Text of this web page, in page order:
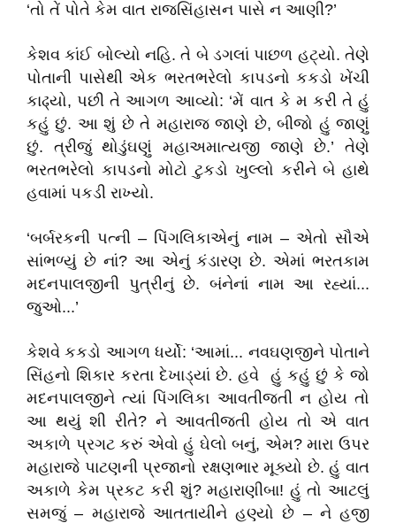
‘તો તેં પોતે કેમ વાત રાજસિંહાસન પાસે ન આણી?’
કેશવ કાંઈ બોલ્યો નહિ. તે બે ડગલાં પાછળ હટ્યો. તેણે
પોતાની પાસેથી એક ભરતભરેલો કાપડનો કકડો ખેંચી
કાઢ્યો, પછી તે આગળ આવ્યો: ‘મેં વાત કે મ કરી તે હું
કહું છું. આ શું છે તે મહારાજ જાણે છે, બીજો હું જાણું
છું. ત્રીજું થોડુંઘણું મહાઅમાત્યજી જાણે છે.’ તેણે
ભરતભરેલો કાપડનો મોટો ટુકડો ખુલ્લો કરીને બે હાથે
હવામાં પકડી રાખ્યો.
‘બર્બરકની પત્ની – પિંગલિકાએનું નામ – એતો સૌએ
સાંભળ્યું છે નાં? આ એનું કંડારણ છે. એમાં ભરતકામ
મદનપાલજીની પુત્રીનું છે. બંનેનાં નામ આ રહ્યાં...
જુઓ...’
કેશવે કકડો આગળ ધર્યો: ‘આમાં... નવઘણજીને પોતાને
સિંહનો શિકાર કરતા દેખાડ્યાં છે. હવે હું કહું છું કે જો
મદનપાલજીને ત્યાં પિંગલિકા આવતીજતી ન હોય તો
આ થયું શી રીતે? ને આવતીજતી હોય તો એ વાત
અકાળે પ્રગટ કરું એવો હું ઘેલો બનું, એમ? મારા ઉપર
મહારાજે પાટણની પ્રજાનો રક્ષણભાર મૂક્યો છે. હું વાત
અકાળે કેમ પ્રકટ કરી શું? મહારાણીબા! હું તો આટલું
સમજું – મહારાજે આતતાયીને હણ્યો છે – ને હજી